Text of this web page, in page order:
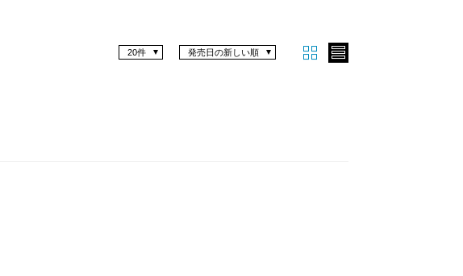
発売日の新しい順
20件